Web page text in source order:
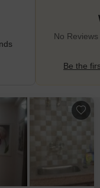
No
Be the